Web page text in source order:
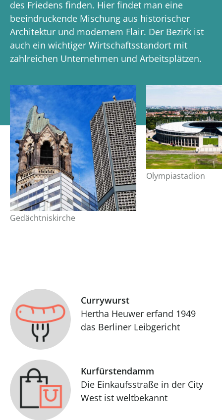
des Friedens finden. Hier findet man eine
beeindruckende Mischung aus historischer
Architektur und modernem Flair. Der Bezirk ist
auch ein wichtiger Wirtschaftsstandort mit
zahlreichen Unternehmen und Arbeitsplätzen.
Gedächtniskirche
Olympiastadion
Currywurst
Hertha Heuwer erfand 1949
das Berliner Leibgericht
Kurfürstendamm
Die Einkaufsstraße in der City
West ist weltbekannt